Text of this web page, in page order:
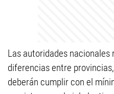
Las autoridades nacionales
diferencias entre
deberán cumplir con el